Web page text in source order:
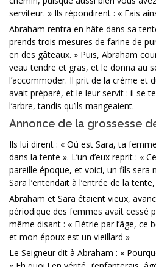
serviteur. » Ils répondirent : « Fais
Abraham rentra en hâte dans sa
prends trois mesures de farine de
en des gâteaux. » Puis, Abraham
veau tendre et gras, et le donna au
l’accommoder. Il prit de la crème et
avait préparé, et le leur servit : il se
l’arbre, tandis qu’ils mangeaient.
Annonce de la grossesse
Ils lui dirent : « Où est Sara, ta
dans la tente ». L’un d’eux reprit : «
pareille époque, et voici, un fils sera
Sara l’entendait à l’entrée de la
Abraham et Sara étaient vieux,
périodique des femmes avait cessé
même disant : « Flétrie par l’âge, ce
et mon époux est un vieillard »
Le Seigneur dit à Abraham : «